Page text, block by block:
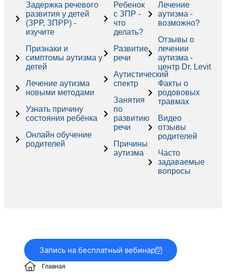
Задержка речевого
развития у детей
(ЗРР, ЗПРР) -
изучите
Признаки и
симптомы аутизма у
детей
Лечение аутизма
новыми методами
Узнать причину
состояния ребёнка
Онлайн обучение
родителей
Ребенок
с ЗПР -
что
делать?
Развитие
речи
Аутистический
спектр
Занятия
по
развитию
речи
Причины
аутизма
Лечение
аутизма -
возможно?
Отзывы о
лечении
аутизма -
центр Dr. Levit
Факты о
родововых
травмах
Видео
отзывы
родителей
Часто
задаваемые
вопросы
Запись на бесплатный вебинар
Главная